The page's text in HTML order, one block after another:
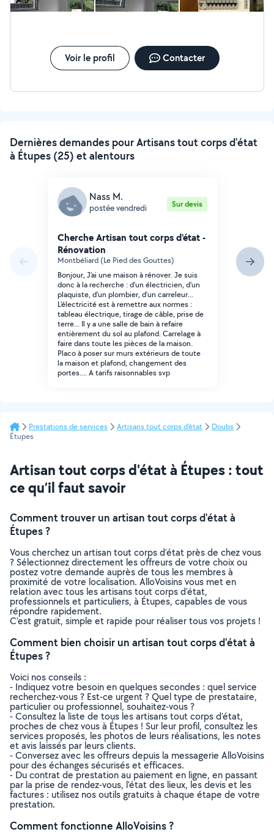
Voir le profil Contacter
Dernières demandes pour Artisans tout corps d'état
à Étupes (25) et alentours
Nass M.
postée vendredi Sur devis
Cherche Artisan tout corps d'état -
Rénovation
Montbéliard (Le Pied des Gouttes)
Bonjour, J'ai une maison à rénover. Je suis
donc à la recherche : d'un électricien, d'un
plaquiste, d'un plombier, d'un carreleur...
L'électricité est à remettre aux normes :
tableau électrique, tirage de câble, prise de
terre... Il y a une salle de bain à refaire
entièrement du sol au plafond. Carrelage à
faire dans toute les pièces de la maison.
Placo à poser sur murs extérieurs de toute
la maison et plafond, changement des
portes.... A tarifs raisonnables svp
Prestations de services Artisans tout corps d'état
Doubs
Étupes
Artisan tout corps d'état à Étupes : tout
ce qu’il faut savoir
Comment trouver un artisan tout corps d'état à
Étupes ?
Vous cherchez un artisan tout corps d'état près de chez vous
? Sélectionnez directement les offreurs de votre choix ou
postez votre demande auprès de tous les membres à
proximité de votre localisation. AlloVoisins vous met en
relation avec tous les artisans tout corps d'état,
professionnels et particuliers, à Étupes, capables de vous
répondre rapidement.
C’est gratuit, simple et rapide pour réaliser tous vos projets !
Comment bien choisir un artisan tout corps d'état à
Étupes ?
Voici nos conseils :
- Indiquez votre besoin en quelques secondes : quel service
recherchez-vous ? Est-ce urgent ? Quel type de prestataire,
particulier ou professionnel, souhaitez-vous ?
- Consultez la liste de tous les artisans tout corps d'état,
proches de chez vous à Étupes ! Sur leur profil, consultez les
services proposés, les photos de leurs réalisations, les notes
et avis laissés par leurs clients.
- Conversez avec les offreurs depuis la messagerie AlloVoisins
pour des échanges sécurisés et efficaces.
- Du contrat de prestation au paiement en ligne, en passant
par la prise de rendez-vous, l’état des lieux, les devis et les
factures : utilisez nos outils gratuits à chaque étape de votre
prestation.
Comment fonctionne AlloVoisins ?